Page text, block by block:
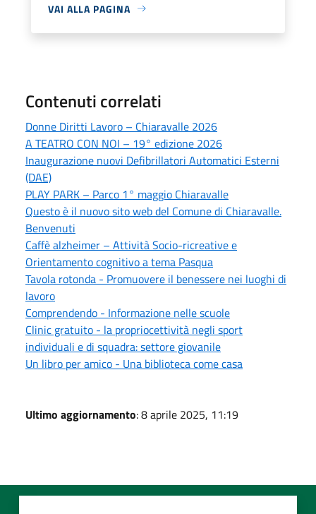
VAI ALLA PAGINA
Contenuti correlati
Donne Diritti Lavoro – Chiaravalle 2026
A TEATRO CON NOI – 19° edizione 2026
Inaugurazione nuovi Defibrillatori Automatici Esterni
(DAE)
PLAY PARK – Parco 1° maggio Chiaravalle
Questo è il nuovo sito web del Comune di Chiaravalle.
Benvenuti
Caffè alzheimer – Attività Socio-ricreative e
Orientamento cognitivo a tema Pasqua
Tavola rotonda - Promuovere il benessere nei luoghi di
lavoro
Comprendendo - Informazione nelle scuole
Clinic gratuito - la propriocettività negli sport
individuali e di squadra: settore giovanile
Un libro per amico - Una biblioteca come casa
Ultimo aggiornamento: 8 aprile 2025, 11:19